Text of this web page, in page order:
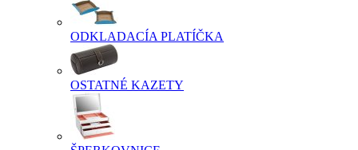
ODKLADACÍA PLATÍČKA
OSTATNÉ KAZETY